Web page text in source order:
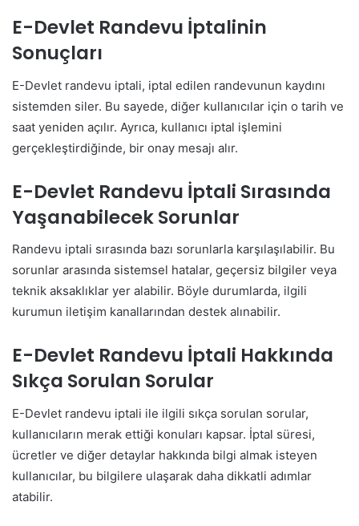
E-Devlet Randevu İptalinin
Sonuçları
E-Devlet randevu iptali, iptal edilen randevunun kaydını
sistemden siler. Bu sayede, diğer kullanıcılar için o tarih ve
saat yeniden açılır. Ayrıca, kullanıcı iptal işlemini
gerçekleştirdiğinde, bir onay mesajı alır.
E-Devlet Randevu İptali Sırasında
Yaşanabilecek Sorunlar
Randevu iptali sırasında bazı sorunlarla karşılaşılabilir. Bu
sorunlar arasında sistemsel hatalar, geçersiz bilgiler veya
teknik aksaklıklar yer alabilir. Böyle durumlarda, ilgili
kurumun iletişim kanallarından destek alınabilir.
E-Devlet Randevu İptali Hakkında
Sıkça Sorulan Sorular
E-Devlet randevu iptali ile ilgili sıkça sorulan sorular,
kullanıcıların merak ettiği konuları kapsar. İptal süresi,
ücretler ve diğer detaylar hakkında bilgi almak isteyen
kullanıcılar, bu bilgilere ulaşarak daha dikkatli adımlar
atabilir.